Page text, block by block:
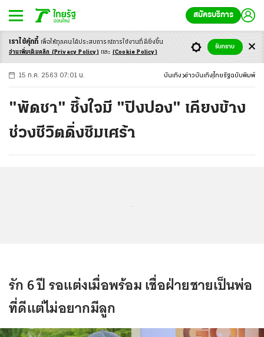
สมัครบริการ
-ก ก ก+
15 ก.ค. 2563 07:01 น. บันเทิง ข่าวบันเทิง ไทยรัฐฉบับพิมพ์
"พัดชา" ซึ้งใจมี "ปิงปอง" เคียงข้าง
ช่วงชีวิตดิ่งซึมเศร้า
รัก 6 ปี รอแต่งเมื่อพร้อม เชื่อฝ่ายชายเป็นพ่อ
ที่ดีแต่ไม่อยากมีลูก
เราใช้คุ้กกี้ เพื่อให้ทุกคนได้ประสบการณ์การใช้งานที่ดียิ่งขึ้น
อ่านเพิ่มเติมคลิก (Privacy Policy) และ (Cookie Policy)
รับทราบ